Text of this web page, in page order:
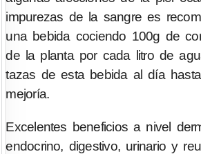
impurezas de la sangre es
una bebida cociendo 100g de
de la planta por cada litro de
tazas de esta bebida al día
mejoría.
Excelentes beneficios a nivel
endocrino, digestivo, urinario y